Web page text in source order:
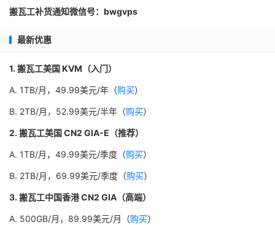
搬瓦工补货通知微信号：bwgvps
最新优惠
1. 搬瓦工美国 KVM（入门）
A. 1TB/月，49.99美元/年（购买）
B. 2TB/月，52.99美元/半年（购买）
2. 搬瓦工美国 CN2 GIA-E（推荐）
A. 1TB/月，49.99美元/季度（购买）
B. 2TB/月，69.99美元/季度（购买）
3. 搬瓦工中国香港 CN2 GIA（高端）
A. 500GB/月，89.99美元/月（购买）